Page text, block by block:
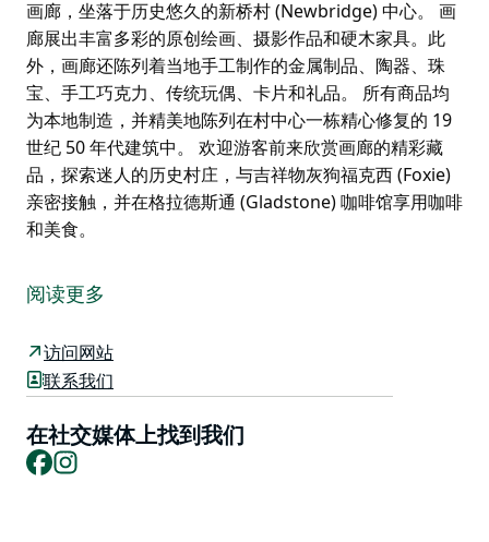
画廊，坐落于历史悠久的新桥村 (Newbridge) 中心。 画
廊展出丰富多彩的原创绘画、摄影作品和硬木家具。此
外，画廊还陈列着当地手工制作的金属制品、陶器、珠
宝、手工巧克力、传统玩偶、卡片和礼品。 所有商品均
为本地制造，并精美地陈列在村中心一栋精心修复的 19
世纪 50 年代建筑中。 欢迎游客前来欣赏画廊的精彩藏
品，探索迷人的历史村庄，与吉祥物灰狗福克西 (Foxie)
亲密接触，并在格拉德斯通 (Gladstone) 咖啡馆享用咖啡
和美食。
画廊，坐落于历史悠久的新桥村 (Newbridge) 中心。
外，画廊还陈列着当地手工制作的金属制品、陶器、珠
宝、手工巧克力、传统玩偶、卡片和礼品。
修复的 19 世纪 50 年代建筑中。
欢迎游客前来欣赏画廊的精彩藏品，探索迷人的历史村
阅读更多
访问网站
联系我们
在社交媒体上找到我们
Facebook